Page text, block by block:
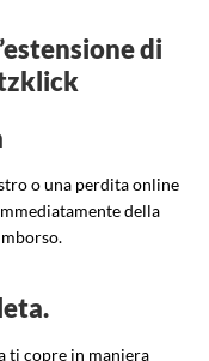
di
o una perdita online
della
ti copre in maniera